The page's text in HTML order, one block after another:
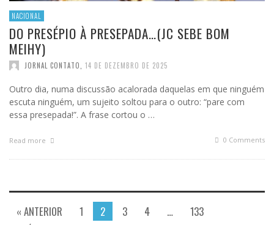
NACIONAL
DO PRESÉPIO À PRESEPADA…(JC SEBE BOM
MEIHY)
JORNAL CONTATO, 14 DE DEZEMBRO DE 2025
Outro dia, numa discussão acalorada daquelas em que ninguém
escuta ninguém, um sujeito soltou para o outro: “pare com
essa presepada!”. A frase cortou o …
Read more 0 Comments
« ANTERIOR 1 2 3 4 …
133